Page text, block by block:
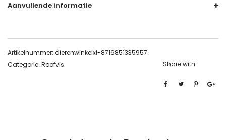
Aanvullende informatie
Artikelnummer: dierenwinkelxl-8716851335957
Categorie: Roofvis Share with